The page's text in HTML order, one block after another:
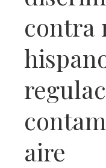
contra
aire